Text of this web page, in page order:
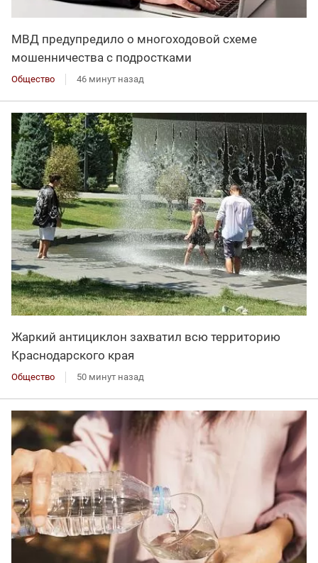
МВД предупредило о многоходовой схеме
мошенничества с подростками
Общество 46 минут назад
Жаркий антициклон захватил всю территорию
Краснодарского края
Общество 50 минут назад